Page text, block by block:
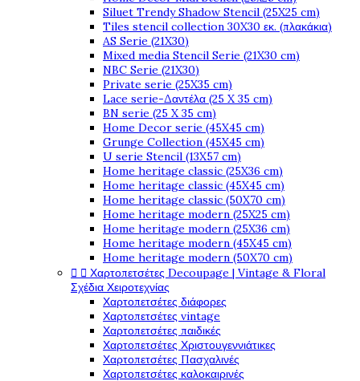
Siluet Trendy Shadow Stencil (25X25 cm)
Tiles stencil collection 30X30 εκ. (πλακάκια)
AS Serie (21X30)
Mixed media Stencil Serie (21X30 cm)
NBC Serie (21X30)
Private serie (25X35 cm)
Lace serie-Δαντέλα (25 X 35 cm)
BN serie (25 X 35 cm)
Home Decor serie (45X45 cm)
Grunge Collection (45X45 cm)
U serie Stencil (13X57 cm)
Home heritage classic (25X36 cm)
Home heritage classic (45X45 cm)
Home heritage classic (50X70 cm)
Home heritage modern (25X25 cm)
Home heritage modern (25X36 cm)
Home heritage modern (45X45 cm)
Home heritage modern (50X70 cm)
  Χαρτοπετσέτες Decoupage | Vintage & Floral
Σχέδια Χειροτεχνίας
Χαρτοπετσέτες διάφορες
Χαρτοπετσέτες vintage
Χαρτοπετσέτες παιδικές
Χαρτοπετσέτες Χριστουγεννιάτικες
Χαρτοπετσέτες Πασχαλινές
Χαρτοπετσέτες καλοκαιρινές